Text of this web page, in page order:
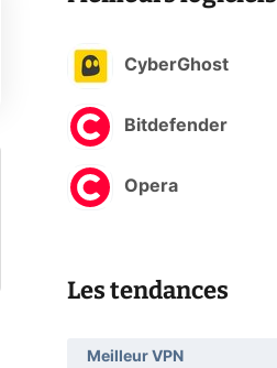
CyberGhost
Bitdefender
Opera
Les tendances
Meilleur VPN